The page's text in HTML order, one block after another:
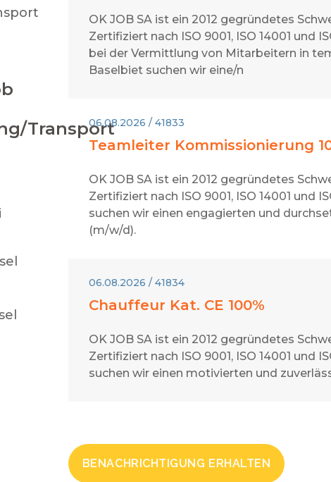
OK JOB SA ist ein 2012 gegründetes
Zertifiziert nach ISO 9001, ISO 14001 und
bei der Vermittlung von Mitarbeitern in
Baselbiet suchen wir eine/n
06.08.2026 / 41833
Teamleiter Kommissionierung
OK JOB SA ist ein 2012 gegründetes
Zertifiziert nach ISO 9001, ISO 14001 und
suchen wir einen engagierten und
(m/w/d).
06.08.2026 / 41834
Chauffeur Kat. CE 100%
OK JOB SA ist ein 2012 gegründetes
Zertifiziert nach ISO 9001, ISO 14001 und
suchen wir einen motivierten und
BENACHRICHTIGUNG ERHALTEN
Transport